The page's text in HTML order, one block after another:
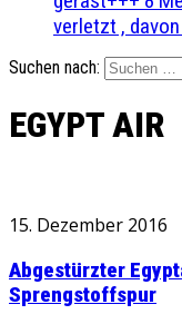
verletzt ,
Suchen nach:
EGYPT AIR
15. Dezember 2016
Abgestürzter
Sprengstoffspur